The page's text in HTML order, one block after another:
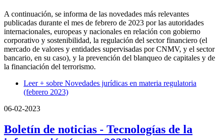
A continuación, se informa de las novedades más relevantes
publicadas durante el mes de febrero de 2023 por las autoridades
internacionales, europeas y nacionales en relación con gobierno
corporativo y sostenibilidad, la regulación del sector financiero (el
mercado de valores y entidades supervisadas por CNMV, y el sector
bancario, en su caso), y la prevención del blanqueo de capitales y de
la financiación del terrorismo.
Leer + sobre Novedades jurídicas en materia regulatoria
(febrero 2023)
06-02-2023
Boletín de noticias - Tecnologías de la